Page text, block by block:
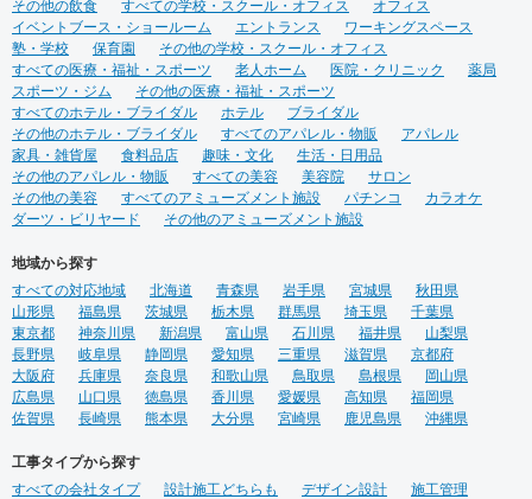
その他の飲食
すべての学校・スクール・オフィス
オフィス
イベントブース・ショールーム
エントランス
ワーキングスペース
塾・学校
保育園
その他の学校・スクール・オフィス
すべての医療・福祉・スポーツ
老人ホーム 医院・クリニック
薬局
スポーツ・ジム
その他の医療・福祉・スポーツ
すべてのホテル・ブライダル
ホテル
ブライダル
その他のホテル・ブライダル
すべてのアパレル・物販
アパレル
家具・雑貨屋
食料品店 趣味・文化
生活・日用品
その他のアパレル・物販
すべての美容 美容院
サロン
その他の美容
すべてのアミューズメント施設 パチンコ
カラオケ
ダーツ・ビリヤード
その他のアミューズメント施設
地域から探す
すべての対応地域
北海道 青森県 岩手県 宮城県
秋田県
山形県
福島県 茨城県 栃木県 群馬県 埼玉県
千葉県
東京都
神奈川県 新潟県 富山県 石川県 福井県
山梨県
長野県
岐阜県 静岡県 愛知県 三重県 滋賀県
京都府
大阪府
兵庫県 奈良県 和歌山県 鳥取県 島根県
岡山県
広島県
山口県 徳島県 香川県 愛媛県 高知県
福岡県
佐賀県
長崎県 熊本県 大分県 宮崎県 鹿児島県 沖縄県
工事タイプから探す
すべての会社タイプ
設計施工どちらも デザイン設計 施工管理